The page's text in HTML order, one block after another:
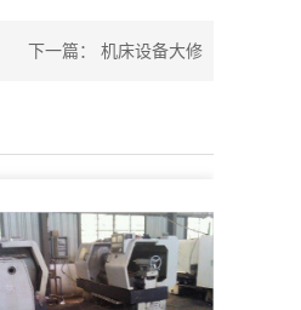
下一篇：机床设备大修